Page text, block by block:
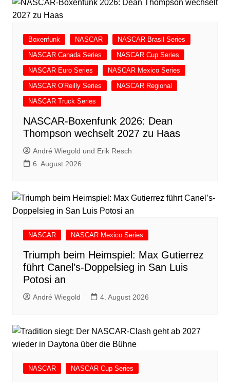
Boxenfunk NASCAR
NASCAR Brasil Series
NASCAR Canada Series
NASCAR Cup Series
NASCAR Euro Series
NASCAR Mexico Series
NASCAR O'Reilly Series
NASCAR Regional
NASCAR Truck Series
NASCAR-Boxenfunk 2026: Dean
Thompson wechselt 2027 zu Haas
André Wiegold und Erik Resch
6. August 2026
NASCAR NASCAR Mexico Series
Triumph beim Heimspiel: Max Gutierrez
führt Canel’s-Doppelsieg in San Luis
Potosi an
André Wiegold 4. August 2026
NASCAR NASCAR Cup Series